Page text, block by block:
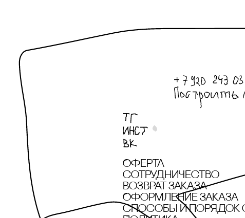
Оферта
сотрудничество
Возврат заказа
Оформление заказа
cпособы и порядок